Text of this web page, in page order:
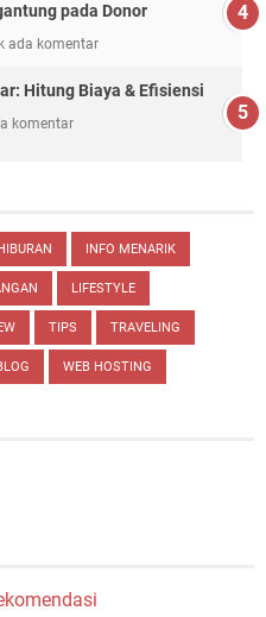
pada Donor
ada komentar
Hitung Biaya & Efisiensi
komentar
INFO MENARIK
LIFESTYLE
TIPS TRAVELING
WEB HOSTING